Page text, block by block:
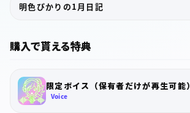
明色ぴかりの1月日記
購入で貰える特典
限定ボイス（保有者だけが再生可能）
Voice